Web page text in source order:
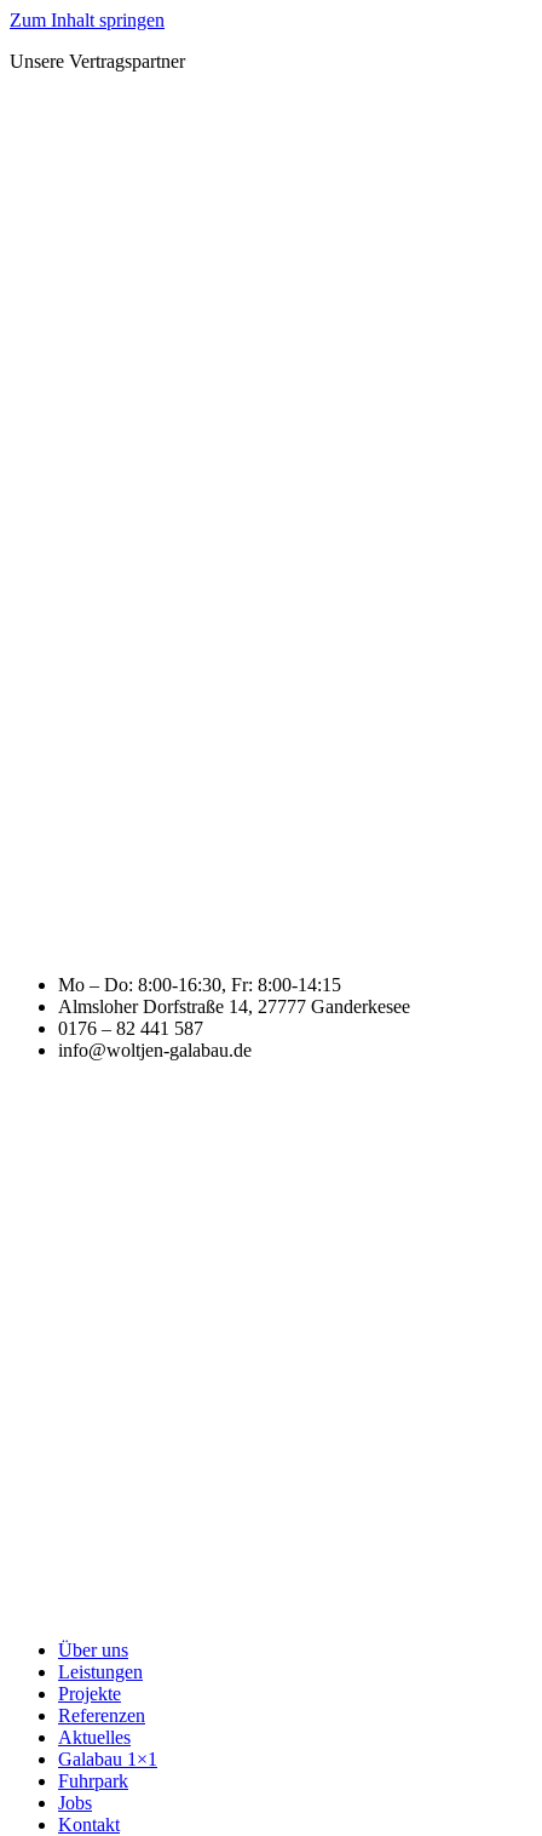
Zum Inhalt springen
Unsere Vertragspartner
Mo – Do: 8:00-16:30, Fr: 8:00-14:15
Almsloher Dorfstraße 14, 27777 Ganderkesee
0176 – 82 441 587
info@woltjen-galabau.de
Über uns
Leistungen
Projekte
Referenzen
Aktuelles
Galabau 1×1
Fuhrpark
Jobs
Kontakt